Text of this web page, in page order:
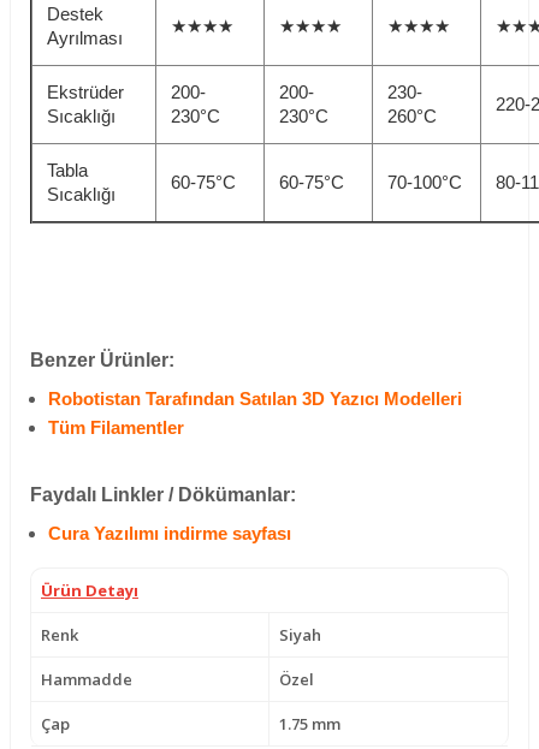
Destek
Ayrılması
★★★★ ★★★★ ★★★★
Ekstrüder
Sıcaklığı
200-
230°C
200-
230°C
230-
260°C
220-
Tabla
Sıcaklığı
60-75°C 60-75°C 70-100°C 80-
Benzer Ürünler:
Robotistan Tarafından Satılan 3D Yazıcı Modelleri
Tüm Filamentler
Faydalı Linkler / Dökümanlar:
Cura Yazılımı indirme sayfası
Ürün Detayı
Renk Siyah
Hammadde Özel
Çap 1.75 mm